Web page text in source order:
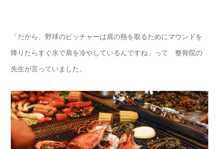
「だから、野球のピッチャーは肩の熱を取るためにマウンドを
降りたらすぐ氷で肩を冷やしているんですね」って 整骨院の
先生が言っていました。